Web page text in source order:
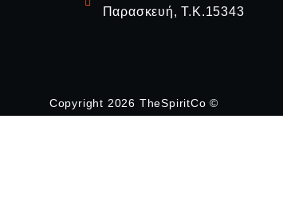
Παρασκευή, Τ.Κ.15343
Copyright 2026 TheSpiritCo ©